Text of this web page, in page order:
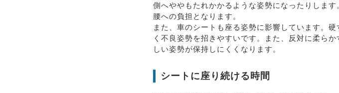
側へややもたれかかるような姿勢になったりしま
腰への負担となります。
また、車のシートも座る姿勢に影響しています。
く不良姿勢を招きやすいです。また、反対に柔ら
しい姿勢が保持しにくくなります。
シートに座り続ける時間